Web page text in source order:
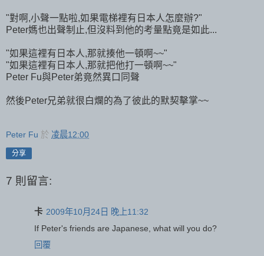
"對啊,小聲一點啦,如果電梯裡有日本人怎麼辦?"
Peter媽也出聲制止,但沒料到他的考量點竟是如此...
"如果這裡有日本人,那就揍他一頓啊~~"
"如果這裡有日本人,那就把他打一頓啊~~"
Peter Fu與Peter弟竟然異口同聲
然後Peter兄弟就很白爛的為了彼此的默契擊掌~~
Peter Fu 於 凌晨12:00
分享
7 則留言:
卡 2009年10月24日 晚上11:32
If Peter's friends are Japanese, what will you do?
回覆